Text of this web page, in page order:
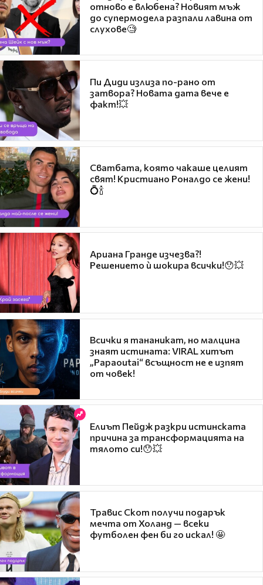
отново е влюбена? Новият мъж
до супермодела разпали лавина от
слухове🧐
Пи Диди излиза по-рано от
затвора? Новата дата вече е
факт!💥
Сватбата, която чакаше целият
свят! Кристиано Роналдо се жени!
💍🍾
Ариана Гранде изчезва?!
Решението ѝ шокира всички!😯💥
Всички я тананикат, но малцина
знаят истината: VIRAL хитът
„Papaoutai“ всъщност не е изпят
от човек!
Елиът Пейдж разкри истинската
причина за трансформацията на
тялото си!😯💥
Травис Скот получи подарък
мечта от Холанд — всеки
футболен фен би го искал! 🤩